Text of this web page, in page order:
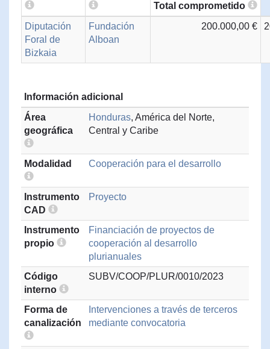
Total comprometido
Diputación
Foral de
Bizkaia
Fundación
Alboan
200.000,00 €
Información adicional
Área
geográfica
Honduras, América del Norte,
Central y Caribe
Modalidad Cooperación para el desarrollo
Instrumento
CAD
Proyecto
Instrumento
propio
Financiación de proyectos de
cooperación al desarrollo
plurianuales
Código
interno
SUBV/COOP/PLUR/0010/2023
Forma de
canalización
Intervenciones a través de terceros
mediante convocatoria